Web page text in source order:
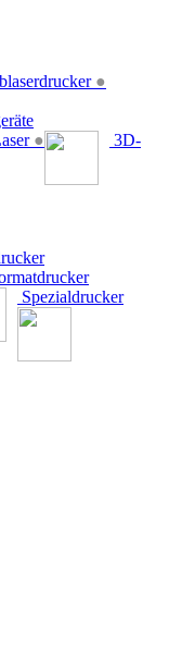
●
● 3D-
Spezialdrucker